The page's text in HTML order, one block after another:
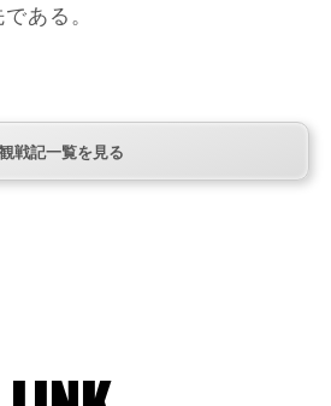
ある。
観戦記一覧を見る